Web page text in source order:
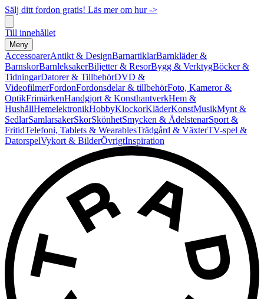
Sälj ditt fordon gratis! Läs mer om hur ->
Till innehållet
Meny
AccessoarerAntikt & DesignBarnartiklarBarnkläder &
BarnskorBarnleksakerBiljetter & ResorBygg & VerktygBöcker &
TidningarDatorer & TillbehörDVD &
VideofilmerFordonFordonsdelar & tillbehörFoto, Kameror &
OptikFrimärkenHandgjort & KonsthantverkHem &
HushållHemelektronikHobbyKlockorKläderKonstMusikMynt &
SedlarSamlarsakerSkorSkönhetSmycken & ÄdelstenarSport &
FritidTelefoni, Tablets & WearablesTrädgård & VäxterTV-spel &
DatorspelVykort & BilderÖvrigtInspiration